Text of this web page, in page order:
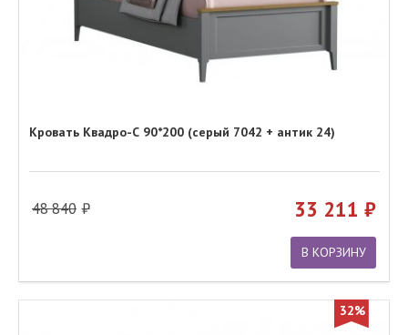
Кровать Квадро-С 90*200 (серый 7042 + антик 24)
48 840 33 211
В КОРЗИНУ
32%